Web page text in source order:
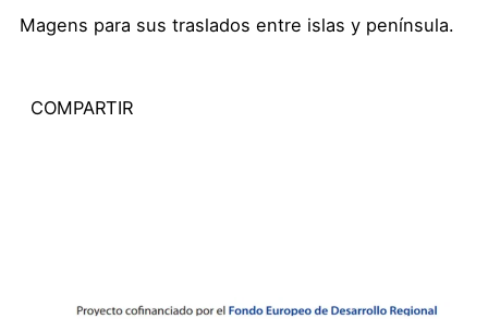
Magens para sus traslados entre islas y península.
COMPARTIR